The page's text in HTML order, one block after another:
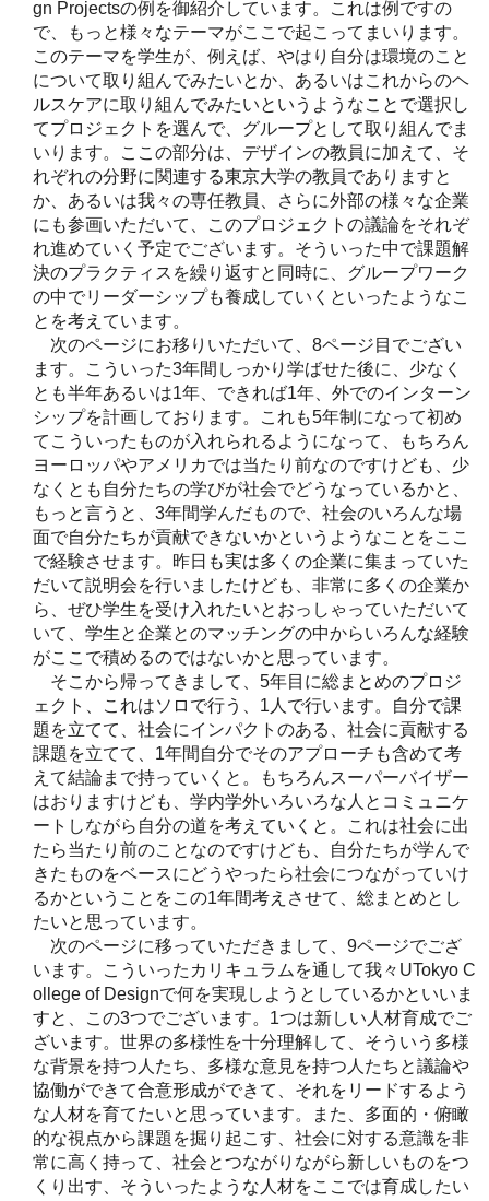
gn Projectsの例を御紹介しています。これは例ですの
で、もっと様々なテーマがここで起こってまいります。
このテーマを学生が、例えば、やはり自分は環境のこと
について取り組んでみたいとか、あるいはこれからのヘ
ルスケアに取り組んでみたいというようなことで選択し
てプロジェクトを選んで、グループとして取り組んでま
いります。ここの部分は、デザインの教員に加えて、そ
れぞれの分野に関連する東京大学の教員でありますと
か、あるいは我々の専任教員、さらに外部の様々な企業
にも参画いただいて、このプロジェクトの議論をそれぞ
れ進めていく予定でございます。そういった中で課題解
決のプラクティスを繰り返すと同時に、グループワーク
の中でリーダーシップも養成していくといったようなこ
とを考えています。
次のページにお移りいただいて、8ページ目でござい
ます。こういった3年間しっかり学ばせた後に、少なく
とも半年あるいは1年、できれば1年、外でのインターン
シップを計画しております。これも5年制になって初め
てこういったものが入れられるようになって、もちろん
ヨーロッパやアメリカでは当たり前なのですけども、少
なくとも自分たちの学びが社会でどうなっているかと、
もっと言うと、3年間学んだもので、社会のいろんな場
面で自分たちが貢献できないかというようなことをここ
で経験させます。昨日も実は多くの企業に集まっていた
だいて説明会を行いましたけども、非常に多くの企業か
ら、ぜひ学生を受け入れたいとおっしゃっていただいて
いて、学生と企業とのマッチングの中からいろんな経験
がここで積めるのではないかと思っています。
そこから帰ってきまして、5年目に総まとめのプロジ
ェクト、これはソロで行う、1人で行います。自分で課
題を立てて、社会にインパクトのある、社会に貢献する
課題を立てて、1年間自分でそのアプローチも含めて考
えて結論まで持っていくと。もちろんスーパーバイザー
はおりますけども、学内学外いろいろな人とコミュニケ
ートしながら自分の道を考えていくと。これは社会に出
たら当たり前のことなのですけども、自分たちが学んで
きたものをベースにどうやったら社会につながっていけ
るかということをこの1年間考えさせて、総まとめとし
たいと思っています。
次のページに移っていただきまして、9ページでござ
います。こういったカリキュラムを通して我々UTokyo C
ollege of Designで何を実現しようとしているかといいま
すと、この3つでございます。1つは新しい人材育成でご
ざいます。世界の多様性を十分理解して、そういう多様
な背景を持つ人たち、多様な意見を持つ人たちと議論や
協働ができて合意形成ができて、それをリードするよう
な人材を育てたいと思っています。また、多面的・俯瞰
的な視点から課題を掘り起こす、社会に対する意識を非
常に高く持って、社会とつながりながら新しいものをつ
くり出す、そういったような人材をここでは育成したい